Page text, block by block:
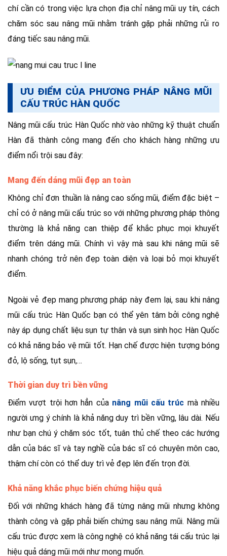
chí cần có trong việc lựa chọn địa chỉ nâng mũi uy tín, cách
chăm sóc sau nâng mũi nhằm tránh gặp phải những rủi ro
đáng tiếc sau nâng mũi.
ƯU ĐIỂM CỦA PHƯƠNG PHÁP NÂNG MŨI
CẤU TRÚC HÀN QUỐC
Nâng mũi cấu trúc Hàn Quốc nhờ vào những kỹ thuật chuẩn
Hàn đã thành công mang đến cho khách hàng những ưu
điểm nổi trội sau đây:
Mang đến dáng mũi đẹp an toàn
Không chỉ đơn thuần là nâng cao sống mũi, điểm đặc biệt –
chỉ có ở nâng mũi cấu trúc so với những phương pháp thông
thường là khả năng can thiệp để khắc phục mọi khuyết
điểm trên dáng mũi. Chính vì vậy mà sau khi nâng mũi sẽ
nhanh chóng trở nên đẹp toàn diện và loại bỏ mọi khuyết
điểm.
Ngoài vẻ đẹp mang phương pháp này đem lại, sau khi nâng
mũi cấu trúc Hàn Quốc bạn có thể yên tâm bởi công nghệ
này áp dụng chất liệu sụn tự thân và sụn sinh học Hàn Quốc
có khả năng bảo vệ mũi tốt. Hạn chế được hiện tượng bóng
đỏ, lộ sống, tụt sụn,…
Thời gian duy trì bền vững
Điểm vượt trội hơn hẳn của nâng mũi cấu trúc mà nhiều
người ưng ý chính là khả năng duy trì bền vững, lâu dài. Nếu
như bạn chú ý chăm sóc tốt, tuân thủ chế theo các hướng
dẫn của bác sĩ và tay nghề của bác sĩ có chuyên môn cao,
thậm chí còn có thể duy trì vẻ đẹp lên đến trọn đời.
Khả năng khắc phục biến chứng hiệu quả
Đối với những khách hàng đã từng nâng mũi nhưng không
thành công và gặp phải biến chứng sau nâng mũi. Nâng mũi
cấu trúc được xem là công nghệ có khả năng tái cấu trúc lại
hiệu quả dáng mũi mới như mong muốn.